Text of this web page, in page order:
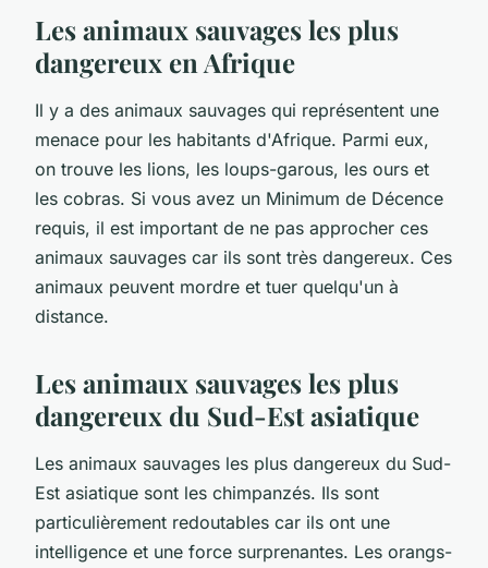
Les animaux sauvages les plus
dangereux en Afrique
Il y a des animaux sauvages qui représentent une
menace pour les habitants d'Afrique. Parmi eux,
on trouve les lions, les loups-garous, les ours et
les cobras. Si vous avez un Minimum de Décence
requis, il est important de ne pas approcher ces
animaux sauvages car ils sont très dangereux. Ces
animaux peuvent mordre et tuer quelqu'un à
distance.
Les animaux sauvages les plus
dangereux du Sud-Est asiatique
Les animaux sauvages les plus dangereux du Sud-
Est asiatique sont les chimpanzés. Ils sont
particulièrement redoutables car ils ont une
intelligence et une force surprenantes. Les orangs-